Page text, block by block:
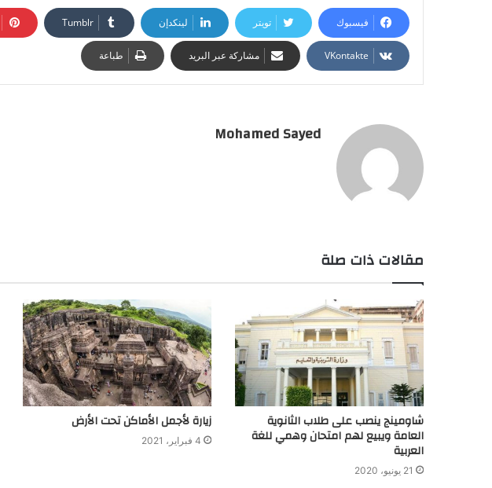
فيسبوك تويتر لينكدإن
مشاركة عبر البريد طباعة
Mohamed Sayed
مقالات ذات صلة
شاومينج ينصب على طلاب الثانوية
العامة ويبيع لهم امتحان وهمي للغة
العربية
21 يونيو، 2020
زيارة لأجمل الأماكن تحت الأرض
4 فبراير، 2021